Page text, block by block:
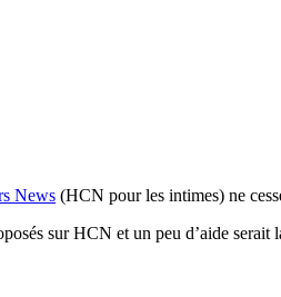
News (HCN pour les intimes) ne
sur HCN et un peu d’aide serait